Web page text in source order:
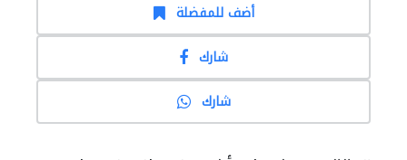
أضف للمفضلة
شارك
شارك